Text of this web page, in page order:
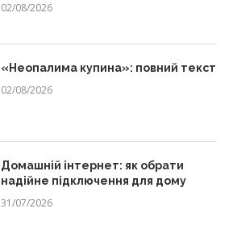
02/08/2026
«Неопалима купина»: повний текст
02/08/2026
Домашній інтернет: як обрати
надійне підключення для дому
31/07/2026